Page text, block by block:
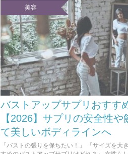
美容
バストアップサプリおすす
【2026】サプリの安全性や
て美しいボディラインへ
「バストの張りを保ちたい！」 「サイズを大